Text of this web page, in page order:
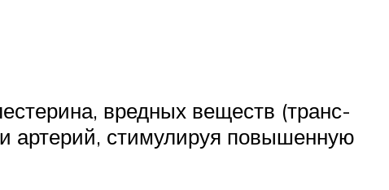
вредных веществ (транс-
артерий, стимулируя повышенную